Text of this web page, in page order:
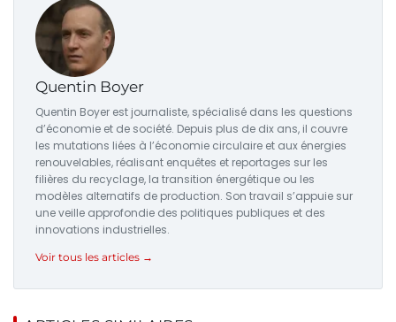
Quentin Boyer
Quentin Boyer est journaliste, spécialisé dans les questions
d’économie et de société. Depuis plus de dix ans, il couvre
les mutations liées à l’économie circulaire et aux énergies
renouvelables, réalisant enquêtes et reportages sur les
filières du recyclage, la transition énergétique ou les
modèles alternatifs de production. Son travail s’appuie sur
une veille approfondie des politiques publiques et des
innovations industrielles.
Voir tous les articles →